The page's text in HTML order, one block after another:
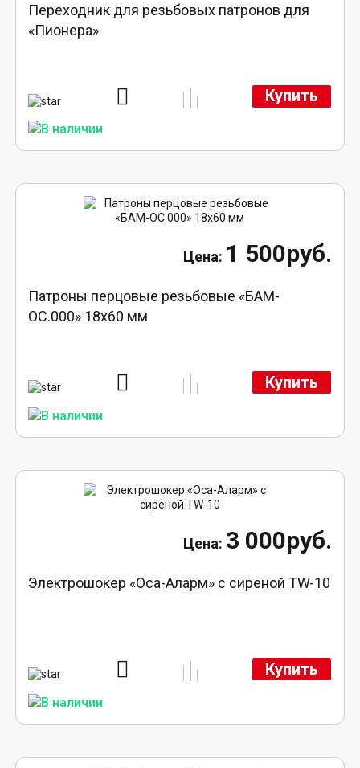
Переходник для резьбовых патронов для
«Пионера»
Купить
1 500руб.
Патроны перцовые резьбовые «БАМ-
ОС.000» 18х60 мм
Купить
3 000руб.
Электрошокер «Оса-Аларм» с сиреной TW-10
Купить